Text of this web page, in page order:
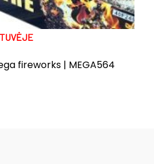
fireworks | MEGA564